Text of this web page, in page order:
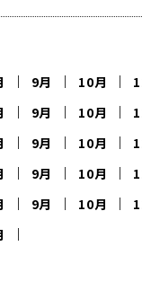
9月 10月
9月 10月
9月 10月
9月 10月
9月 10月